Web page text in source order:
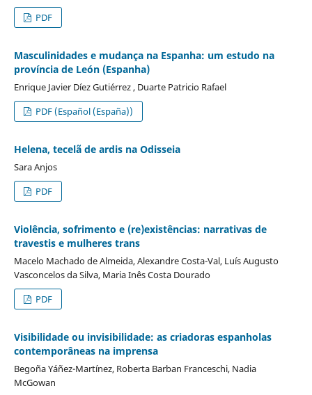
PDF
Masculinidades e mudança na Espanha: um estudo na
província de León (Espanha)
Enrique Javier Díez Gutiérrez , Duarte Patricio Rafael
PDF (Español (España))
Helena, tecelã de ardis na Odisseia
Sara Anjos
PDF
Violência, sofrimento e (re)existências: narrativas de
travestis e mulheres trans
Macelo Machado de Almeida, Alexandre Costa-Val, Luís Augusto
Vasconcelos da Silva, Maria Inês Costa Dourado
PDF
Visibilidade ou invisibilidade: as criadoras espanholas
contemporâneas na imprensa
Begoña Yáñez-Martínez, Roberta Barban Franceschi, Nadia
McGowan